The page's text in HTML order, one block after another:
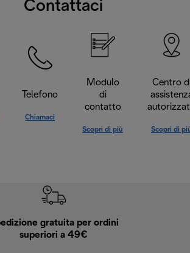
Contattaci
Telefono
Chiamaci
Modulo
di
contatto
Scopri di più
Centro
Scopri di
gratuita per ordini
superiori a 49€